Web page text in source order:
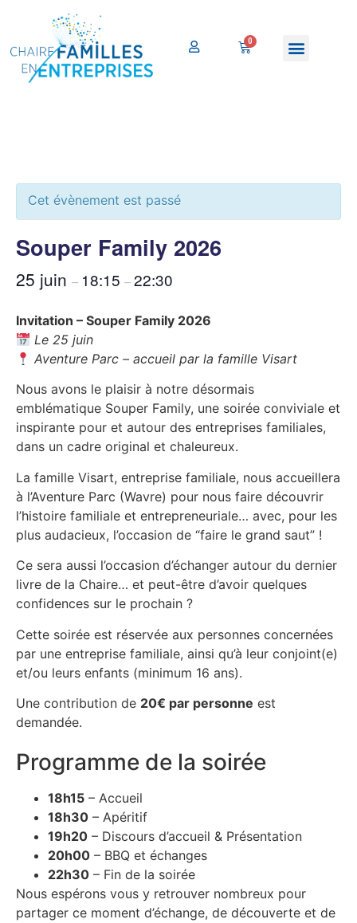
Cet évènement est passé
Souper Family 2026
25 juin – 18:15 –22:30
Invitation – Souper Family 2026
Le 25 juin
Aventure Parc – accueil par la famille Visart
Nous avons le plaisir à notre désormais
emblématique Souper Family, une soirée conviviale et
inspirante pour et autour des entreprises familiales,
dans un cadre original et chaleureux.
La famille Visart, entreprise familiale, nous accueillera
à l’Aventure Parc (Wavre) pour nous faire découvrir
l’histoire familiale et entrepreneuriale… avec, pour les
plus audacieux, l’occasion de “faire le grand saut” !
Ce sera aussi l’occasion d’échanger autour du dernier
livre de la Chaire… et peut-être d’avoir quelques
confidences sur le prochain ?
Cette soirée est réservée aux personnes concernées
par une entreprise familiale, ainsi qu’à leur conjoint(e)
et/ou leurs enfants (minimum 16 ans).
Une contribution de 20€ par personne est
demandée.
Programme de la soirée
18h15 – Accueil
18h30 – Apéritif
19h20 – Discours d’accueil & Présentation
20h00 – BBQ et échanges
22h30 – Fin de la soirée
Nous espérons vous y retrouver nombreux pour
partager ce moment d’échange, de découverte et de